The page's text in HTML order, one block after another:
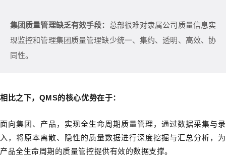
集团质量管理缺乏有效手段： 总部很难对隶属公司质量信息实
现监控和管理集团质量管理缺少统一、集约、透明、高效、协
同性。
相比之下，QMS的核心优势在于：
面向集团、产品，实现全生命周期质量管理，通过数据采集与录
入，将原本离散、隐性的质量数据进行深度挖掘与汇总分析，为
产品全生命周期的质量管控提供有效的数据支撑。